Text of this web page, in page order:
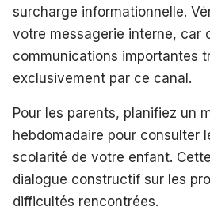
surcharge informationnelle.
votre messagerie interne, car
communications importantes
exclusivement par ce canal.
Pour les parents, planifiez un
hebdomadaire pour consulter
scolarité de votre enfant.
dialogue constructif sur les
difficultés rencontrées.